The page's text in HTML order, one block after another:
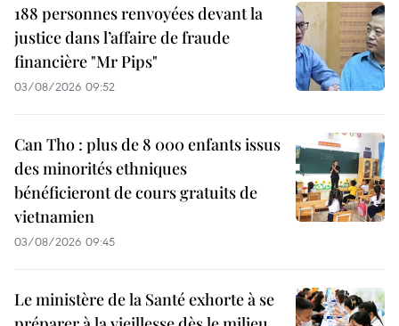
188 personnes renvoyées devant la
justice dans l’affaire de fraude
financière "Mr Pips"
03/08/2026 09:52
Can Tho : plus de 8 000 enfants issus
des minorités ethniques
bénéficieront de cours gratuits de
vietnamien
03/08/2026 09:45
Le ministère de la Santé exhorte à se